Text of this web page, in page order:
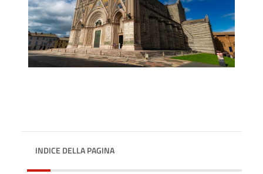
INDICE DELLA PAGINA